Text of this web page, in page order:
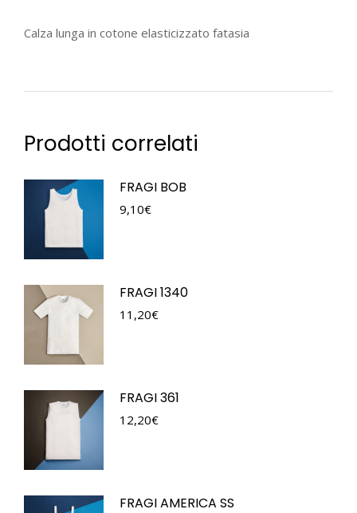
Calza lunga in cotone elasticizzato fatasia
Prodotti correlati
FRAGI BOB
9,10€
FRAGI 1340
11,20€
FRAGI 361
12,20€
FRAGI AMERICA SS